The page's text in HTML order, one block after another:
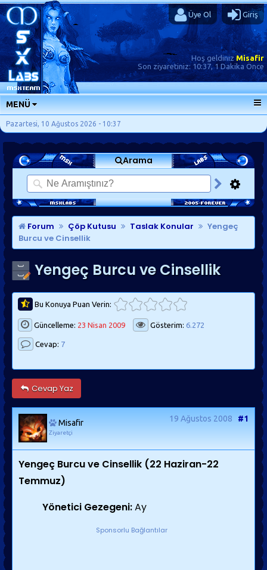
Üye Ol Giriş
Hoş geldinizMisafir
Son ziyaretiniz: 10:37, 1 Dakika Önce
MENÜ
ANA SAYFA
FORUMLAR
SORU-CEVAP
GÜNLÜKLER
SON MESAJLAR
KISAYOLLAR
Pazartesi, 10 Ağustos 2026 - 10:37
Arama
Forum Çöp Kutusu Taslak Konular
Yengeç
Burcu ve Cinsellik
Yengeç Burcu ve Cinsellik
Bu Konuya Puan Verin:
Güncelleme: 23 Nisan 2009 Gösterim: 6.272
Cevap: 7
Cevap Yaz
Misafir
Ziyaretçi
19 Ağustos 2008 #1
Yengeç Burcu ve Cinsellik (22 Haziran-22
Temmuz)
Yönetici Gezegeni:Ay
Sponsorlu Bağlantılar